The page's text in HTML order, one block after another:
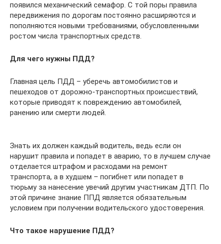
появился механический семафор. С той поры правила
передвижения по дорогам постоянно расширяются и
пополняются новыми требованиями, обусловленными
ростом числа транспортных средств.
Для чего нужны ПДД?
Главная цель ПДД – уберечь автомобилистов и
пешеходов от дорожно-транспортных происшествий,
которые приводят к повреждению автомобилей,
ранению или смерти людей.
Знать их должен каждый водитель, ведь если он
нарушит правила и попадет в аварию, то в лучшем случае
отделается штрафом и расходами на ремонт
транспорта, а в худшем – погибнет или попадет в
тюрьму за нанесение увечий другим участникам ДТП. По
этой причине знание ППД является обязательным
условием при получении водительского удостоверения.
Что такое нарушение ПДД?